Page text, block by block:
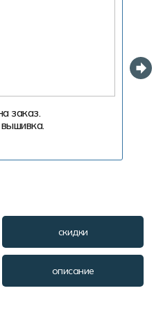
заказ.
скидки
описание